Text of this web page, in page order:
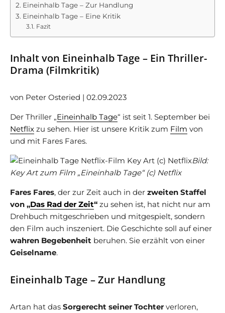
Eineinhalb Tage – Zur Handlung
Eineinhalb Tage – Eine Kritik
Fazit
Inhalt von Eineinhalb Tage – Ein Thriller-
Drama (Filmkritik)
von Peter Osteried | 02.09.2023
Der Thriller „Eineinhalb Tage“ ist seit 1. September bei
Netflix zu sehen. Hier ist unsere Kritik zum Film von
und mit Fares Fares.
Bild:
Key Art zum Film „Eineinhalb Tage“ (c) Netflix
Fares Fares, der zur Zeit auch in der zweiten Staffel
von „Das Rad der Zeit“ zu sehen ist, hat nicht nur am
Drehbuch mitgeschrieben und mitgespielt, sondern
den Film auch inszeniert. Die Geschichte soll auf einer
wahren Begebenheit beruhen. Sie erzählt von einer
Geiselname.
Eineinhalb Tage – Zur Handlung
Artan hat das Sorgerecht seiner Tochter verloren,